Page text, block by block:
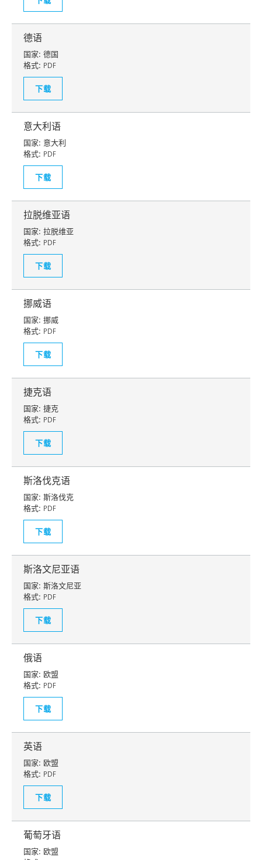
德语
国家: 德国
格式: PDF
下载
意大利语
国家: 意大利
格式: PDF
下载
拉脱维亚语
国家: 拉脱维亚
格式: PDF
下载
挪威语
国家: 挪威
格式: PDF
下载
捷克语
国家: 捷克
格式: PDF
下载
斯洛伐克语
国家: 斯洛伐克
格式: PDF
下载
斯洛文尼亚语
国家: 斯洛文尼亚
格式: PDF
下载
俄语
国家: 欧盟
格式: PDF
下载
英语
国家: 欧盟
格式: PDF
下载
葡萄牙语
国家: 欧盟